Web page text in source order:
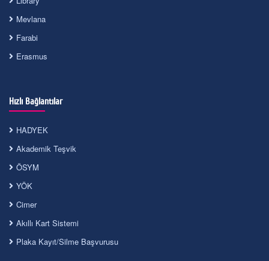
Mevlana
Farabi
Erasmus
Hızlı Bağlantılar
HADYEK
Akademik Teşvik
ÖSYM
YÖK
Cimer
Akıllı Kart Sistemi
Plaka Kayıt/Silme Başvurusu